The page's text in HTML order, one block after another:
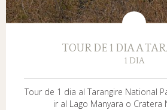
TOUR DE 1 DIA A
1 DIA
Tour de 1 dia al Tarangire National
ir al Lago Manyara o Cratera